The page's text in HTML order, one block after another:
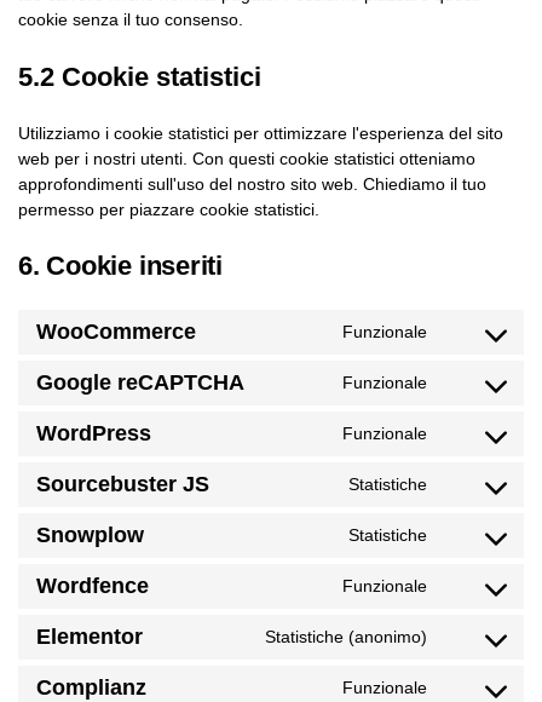
cookie senza il tuo consenso.
5.2 Cookie statistici
Utilizziamo i cookie statistici per ottimizzare l'esperienza del sito
web per i nostri utenti. Con questi cookie statistici otteniamo
approfondimenti sull'uso del nostro sito web. Chiediamo il tuo
permesso per piazzare cookie statistici.
6. Cookie inseriti
WooCommerce Funzionale
Google reCAPTCHA Funzionale
WordPress Funzionale
Sourcebuster JS Statistiche
Snowplow Statistiche
Wordfence Funzionale
Elementor Statistiche (anonimo)
Complianz Funzionale